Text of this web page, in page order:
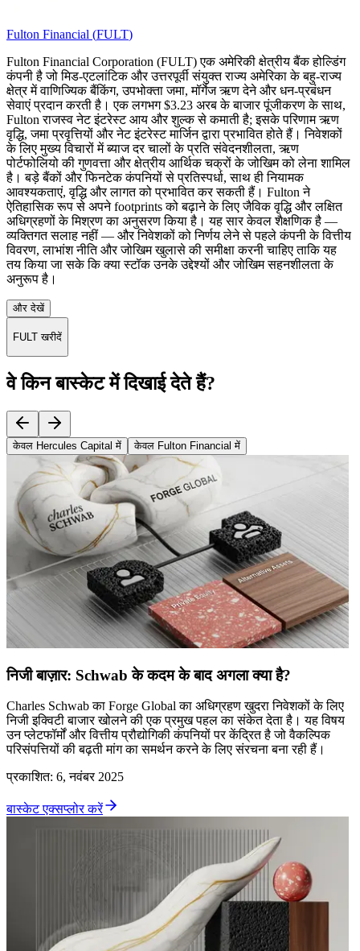
Fulton Financial (FULT)
Fulton Financial Corporation (FULT) एक अमेरिकी क्षेत्रीय बैंक होल्डिंग
कंपनी है जो मिड‑एटलांटिक और उत्तरपूर्वी संयुक्त राज्य अमेरिका के बहु‑राज्य
क्षेत्र में वाणिज्यिक बैंकिंग, उपभोक्ता जमा, मॉर्गेज ऋण देने और धन‑प्रबंधन
सेवाएं प्रदान करती है। एक लगभग $3.23 अरब के बाजार पूंजीकरण के साथ,
Fulton राजस्व नेट इंटरेस्ट आय और शुल्क से कमाती है; इसके परिणाम ऋण
वृद्धि, जमा प्रवृत्तियों और नेट इंटरेस्ट मार्जिन द्वारा प्रभावित होते हैं। निवेशकों
के लिए मुख्य विचारों में ब्याज दर चालों के प्रति संवेदनशीलता, ऋण
पोर्टफोलियो की गुणवत्ता और क्षेत्रीय आर्थिक चक्रों के जोखिम को लेना शामिल
है। बड़े बैंकों और फिनटेक कंपनियों से प्रतिस्पर्धा, साथ ही नियामक
आवश्यकताएं, वृद्धि और लागत को प्रभावित कर सकती हैं। Fulton ने
ऐतिहासिक रूप से अपने footprints को बढ़ाने के लिए जैविक वृद्धि और लक्षित
अधिग्रहणों के मिश्रण का अनुसरण किया है। यह सार केवल शैक्षणिक है —
व्यक्तिगत सलाह नहीं — और निवेशकों को निर्णय लेने से पहले कंपनी के वित्तीय
विवरण, लाभांश नीति और जोखिम खुलासे की समीक्षा करनी चाहिए ताकि यह
तय किया जा सके कि क्या स्टॉक उनके उद्देश्यों और जोखिम सहनशीलता के
अनुरूप है।
और देखें
FULT खरीदें
वे किन बास्केट में दिखाई देते हैं?
केवल Hercules Capital में केवल Fulton Financial में
निजी बाज़ार: Schwab के कदम के बाद अगला क्या है?
Charles Schwab का Forge Global का अधिग्रहण खुदरा निवेशकों के लिए
निजी इक्विटी बाजार खोलने की एक प्रमुख पहल का संकेत देता है। यह विषय
उन प्लेटफॉर्मों और वित्तीय प्रौद्योगिकी कंपनियों पर केंद्रित है जो वैकल्पिक
परिसंपत्तियों की बढ़ती मांग का समर्थन करने के लिए संरचना बना रही हैं।
प्रकाशित: 6, नवंबर 2025
बास्केट एक्सप्लोर करें